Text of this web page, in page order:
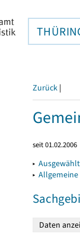
Zurück |
seit 01.02.2006
▸
▸